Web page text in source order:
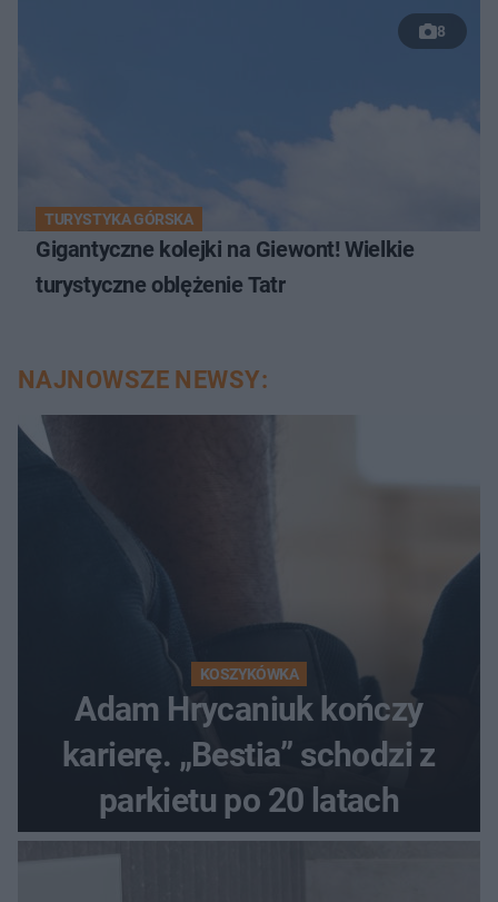
8
TURYSTYKA GÓRSKA
Gigantyczne kolejki na Giewont! Wielkie
turystyczne oblężenie Tatr
NAJNOWSZE NEWSY:
KOSZYKÓWKA
Adam Hrycaniuk kończy
karierę. „Bestia” schodzi z
parkietu po 20 latach